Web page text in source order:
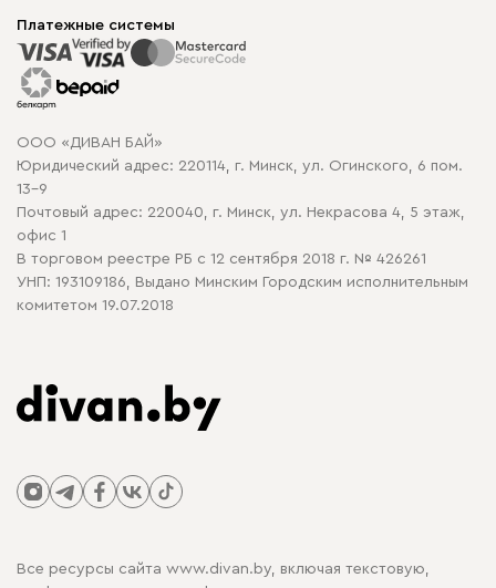
Способы оплаты
Рассрочка и кредит
Гарантия
Карта сайта
Политика конфиденциальности
Политика в отношении обработки cookie
Корпусная мебель
Распродажа мебели
Платежные системы
ООО «ДИВАН БАЙ»
Юридический адрес: 220114, г. Минск, ул. Огинского, 6 пом.
13-9
Почтовый адрес: 220040, г. Минск, ул. Некрасова 4, 5 этаж,
офис 1
В торговом реестре РБ с 12 сентября 2018 г. № 426261
УНП: 193109186, Выдано Минским Городским исполнительным
комитетом 19.07.2018
Все ресурсы сайта www.divan.by, включая текстовую,